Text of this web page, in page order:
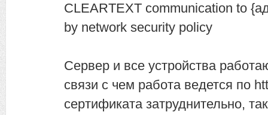
CLEARTEXT communication to
by network security policy
Сервер и все устройства
связи с чем работа ведется по
сертификата затруднительно,